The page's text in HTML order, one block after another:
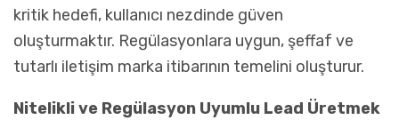
kritik hedefi, kullanıcı nezdinde güven
oluşturmaktır. Regülasyonlara uygun, şeffaf ve
tutarlı iletişim marka itibarının temelini oluşturur.
Nitelikli ve Regülasyon Uyumlu Lead Üretmek